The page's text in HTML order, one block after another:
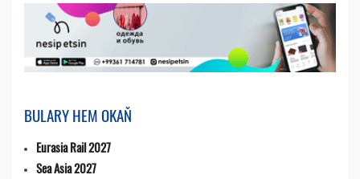
BULARY HEM OKAŇ
Eurasia Rail 2027
Sea Asia 2027